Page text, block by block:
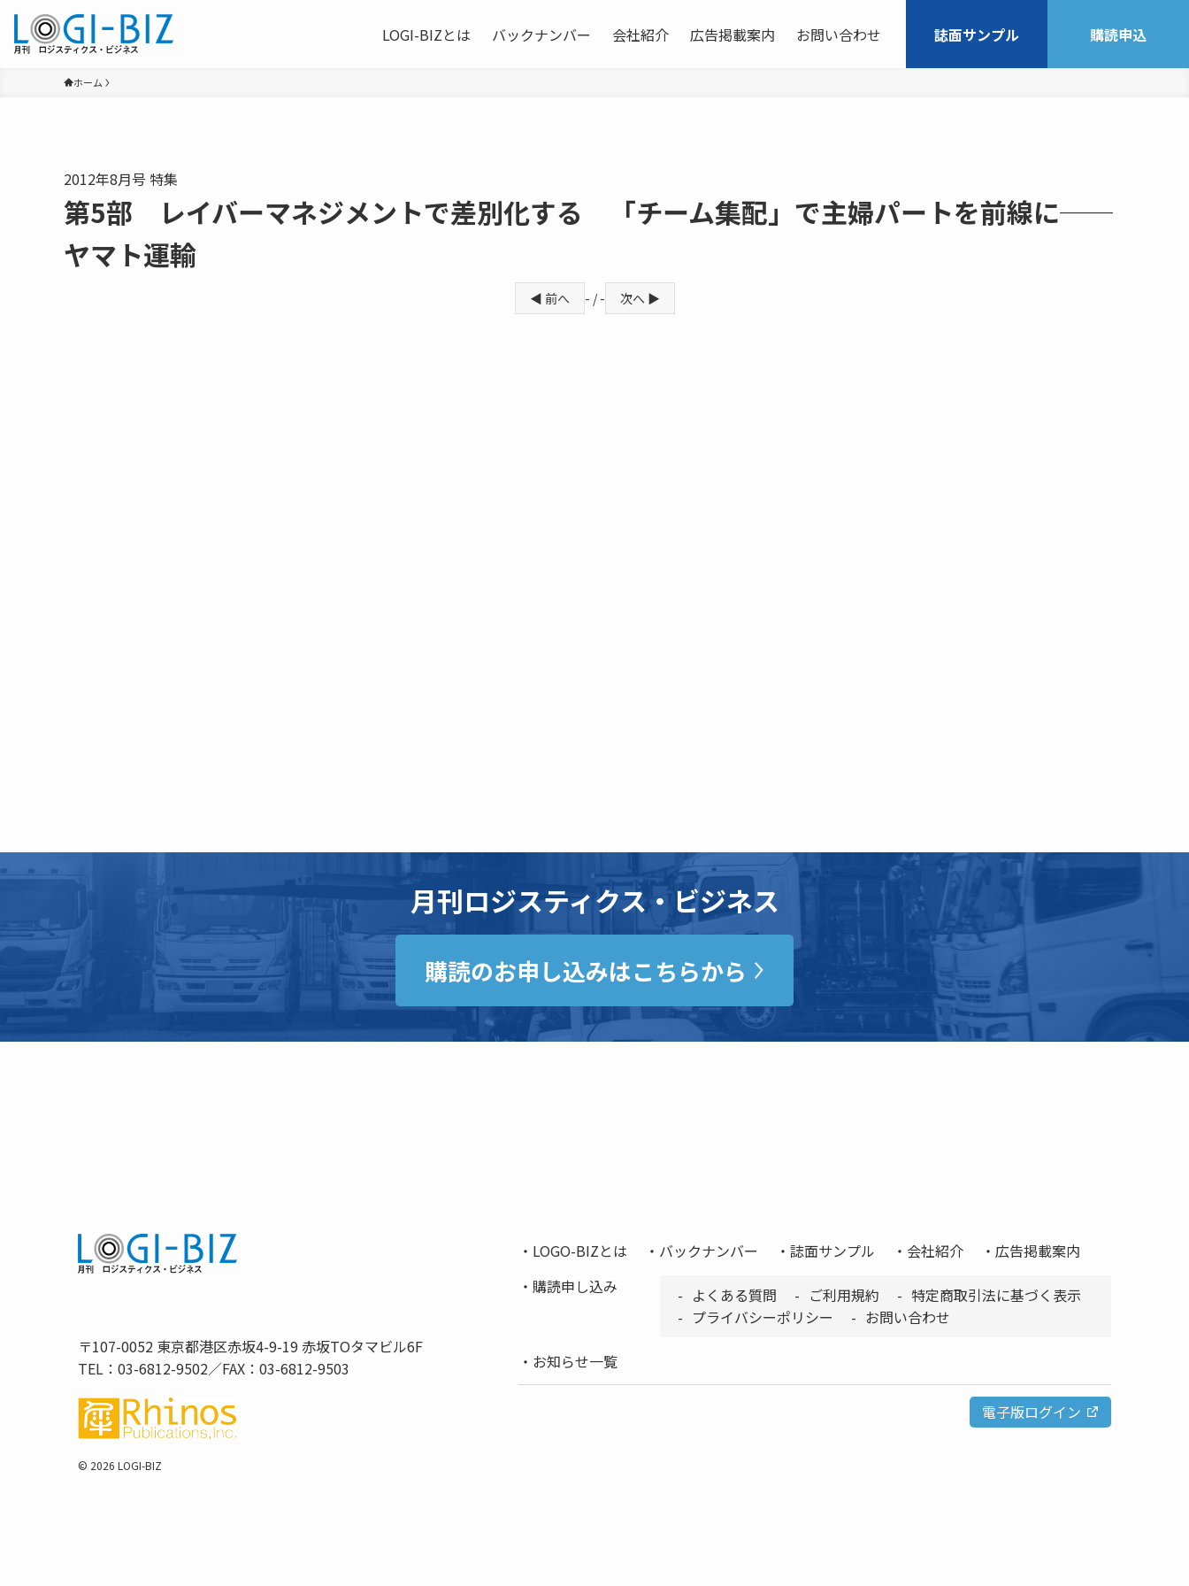
LOGI-BIZとは バックナンバー 会社紹介 広告掲載案内 お問い合わせ 誌面サンプル 購読申込
ホーム
2012年8月号 特集
第5部 レイバーマネジメントで差別化する 「チーム集配」で主婦パートを前線に──
ヤマト運輸
◀ 前へ - / - 次へ ▶
月刊ロジスティクス・ビジネス
購読のお申し込みはこちらから
〒107-0052 東京都港区赤坂4-9-19 赤坂TOタマビル6F
TEL：03-6812-9502／FAX：03-6812-9503
© 2026 LOGI-BIZ
LOGO-BIZとは バックナンバー 誌面サンプル 会社紹介
広告掲載案内
購読申し込み
よくある質問 ご利用規約
特定商取引法に基づく表示
プライバシーポリシー
お問い合わせ
お知らせ一覧
電子版ログイン